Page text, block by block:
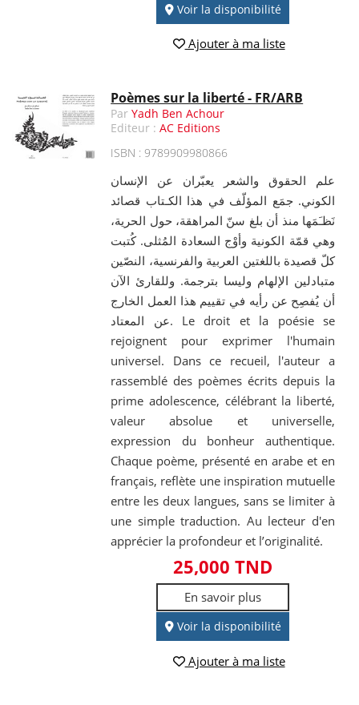
Voir la disponibilité
Ajouter à ma liste
Poèmes sur la liberté - FR/ARB
ParYadh Ben Achour
Editeur :AC Editions
ISBN : 9789909980866
علم الحقوق والشعر يعبّران عن الإنسان
الكوني. جمَع المؤلّف في هذا الكـتاب قصائد
نَظـَمَها منذ أن بلغ سنّ المراهقة، حول الحرية،
وهي قمّة الكونية وأوْج السعادة المُثلى. كُتبت
كلّ قصيدة باللغتين العربية والفرنسية، النصّين
متبادلين الإلهام وليسا بترجمة. وللقارئ الآن
أن يُفصِح عن رأيه في تقييم هذا العمل الخارج
عن المعتاد. Le droit et la poésie se
rejoignent pour exprimer l'humain
universel. Dans ce recueil, l'auteur a
rassemblé des poèmes écrits depuis la
prime adolescence, célébrant la liberté,
valeur absolue et universelle,
expression du bonheur authentique.
Chaque poème, présenté en arabe et en
français, reflète une inspiration mutuelle
entre les deux langues, sans se limiter à
une simple traduction. Au lecteur d'en
apprécier la profondeur et l’originalité.
25,000 TND
En savoir plus
Voir la disponibilité
Ajouter à ma liste